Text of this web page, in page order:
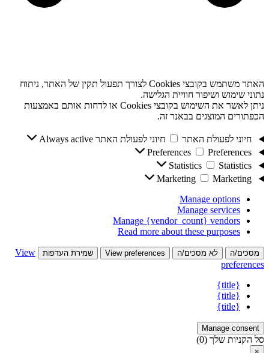
האתר משתמש בקובצי Cookies לצורך תפעול תקין של האתר, ניתוח
נתוני שימוש ושיפור חוויית הגלישה.
ניתן לאשר את השימוש בקובצי Cookies או לדחות אותם באמצעות
הכפתורים המוצגים בבאנר זה.
חיוני לפעולת האתר חיוני לפעולת האתר Always active
Preferences
Preferences
Statistics
Statistics
Marketing
Marketing
Manage options
Manage services
Manage {vendor_count} vendors
Read more about these purposes
מסכים/ה לא מסכים/ה View preferences שמירת העדפות
View
preferences
{title}
{title}
{title}
Manage consent
סל הקניות שלך (0)